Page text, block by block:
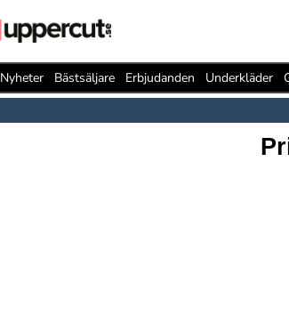
Nyheter Bästsäljare Erbjudanden Underkläder